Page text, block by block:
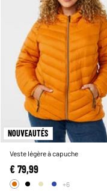
NOUVEAUTÉS
Veste légère à capuche
€ 79,99
+6